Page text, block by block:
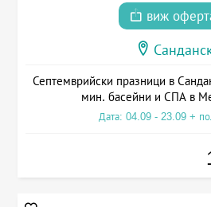
виж
Септемврийски празници в
мин. басейни и СПА в
Дата: 04.09 - 23.09 +